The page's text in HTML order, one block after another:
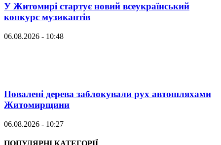
У Житомирі стартує новий всеукраїнський
конкурс музикантів
06.08.2026 - 10:48
Повалені дерева заблокували рух автошляхами
Житомирщини
06.08.2026 - 10:27